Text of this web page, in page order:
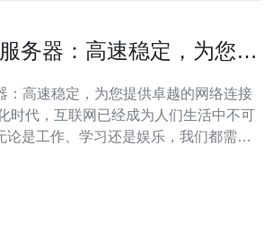
务器：高速稳定，为您提
：高速稳定，为您提供卓越的网络连接
论是工作、学习还是娱乐，我们都需要
种经过优化